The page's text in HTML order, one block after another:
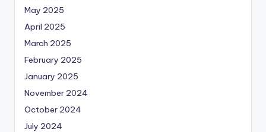
May 2025
April 2025
March 2025
February 2025
January 2025
November 2024
October 2024
July 2024